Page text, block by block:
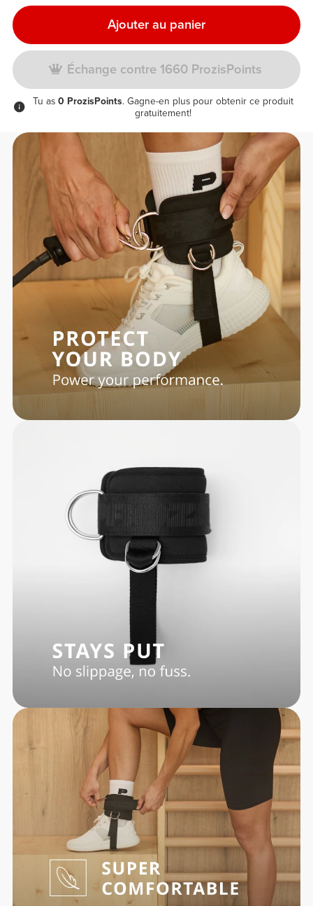
Ajouter au panier
Échange contre 1660 ProzisPoints
Tu as 0 ProzisPoints. Gagne-en plus pour obtenir ce produit
gratuitement!